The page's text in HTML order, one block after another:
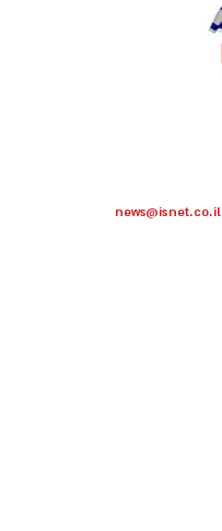
news@isnet.co.il